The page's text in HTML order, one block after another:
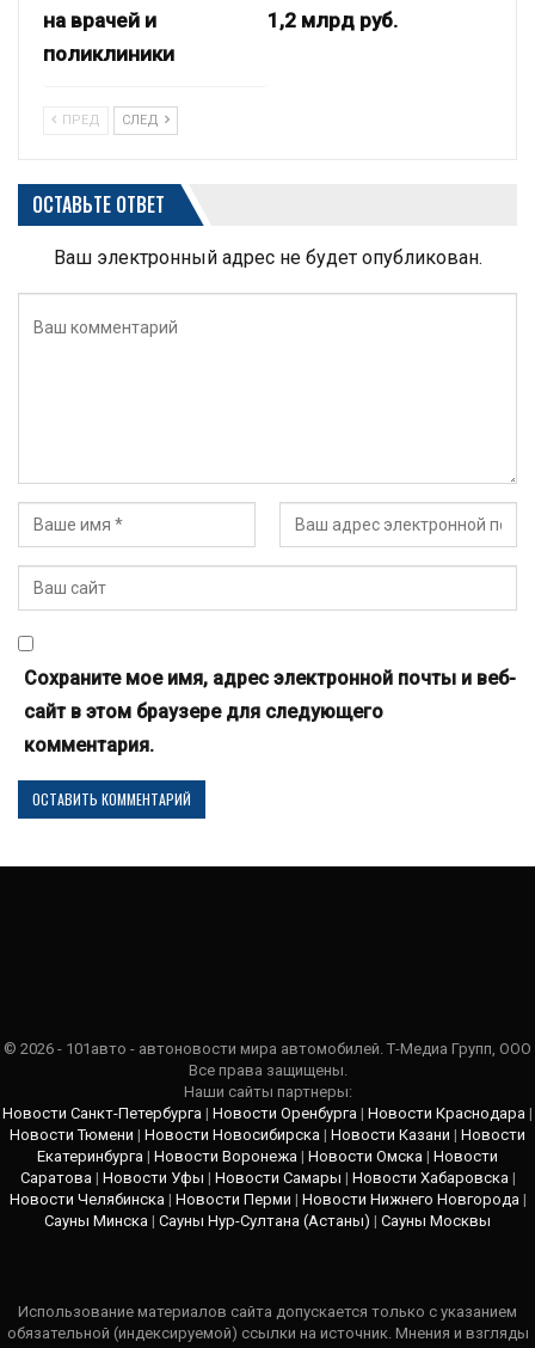
на врачей и
поликлиники
1,2 млрд руб.
ПРЕД СЛЕД
ОСТАВЬТЕ ОТВЕТ
Ваш электронный адрес не будет опубликован.
Сохраните мое имя, адрес электронной почты и веб-
сайт в этом браузере для следующего
комментария.
© 2026 - 101авто - автоновости мира автомобилей. Т-Медиа Групп, ООО
Все права защищены.
Наши сайты партнеры:
Новости Санкт-Петербурга | Новости Оренбурга | Новости Краснодара |
Новости Тюмени | Новости Новосибирска | Новости Казани | Новости
Екатеринбурга | Новости Воронежа | Новости Омска | Новости
Саратова | Новости Уфы | Новости Самары | Новости Хабаровска |
Новости Челябинска | Новости Перми | Новости Нижнего Новгорода |
Сауны Минска | Сауны Нур-Султана (Астаны) | Сауны Москвы
Использование материалов сайта допускается только с указанием
обязательной (индексируемой) ссылки на источник. Мнения и взгляды